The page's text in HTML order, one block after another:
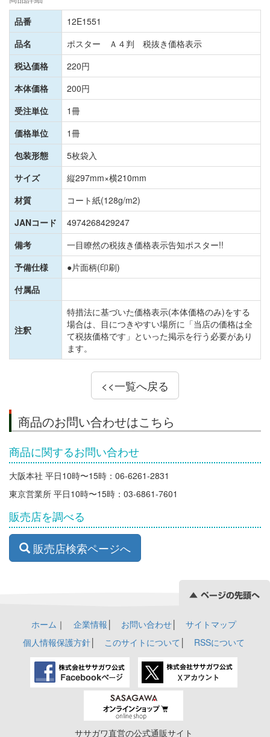
品番
12E1551
品名
ポスター Ａ４判 税抜き価格表示
税込価格
220円
本体価格
200円
受注単位
1冊
価格単位
1冊
包装形態
5枚袋入
サイズ
縦297mm×横210mm
材質
コート紙(128g/m2)
JANコード
4974268429247
備考
一目瞭然の税抜き価格表示告知ポスター!!
予備仕様
●片面柄(印刷)
付属品
注釈
特措法に基づいた価格表示(本体価格のみ)をする
場合は、目につきやすい場所に「当店の価格は全
て税抜価格です」といった掲示を行う必要があり
ます。
<<一覧へ戻る
商品のお問い合わせはこちら
商品に関するお問い合わせ
大阪本社 平日10時〜15時：06-6261-2831
東京営業所 平日10時〜15時：03-6861-7601
販売店を調べる
販売店検索ページへ
ホーム ｜ 企業情報 お問い合わせ│
サイトマップ
個人情報保護方針│ このサイトについて RSSについて
ササガワ直営の公式通販サイト